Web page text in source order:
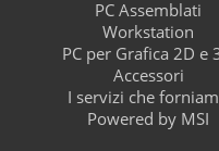
PC Assemblati
Workstation
PC per Grafica 2D e
Accessori
I servizi che
Powered by MSI